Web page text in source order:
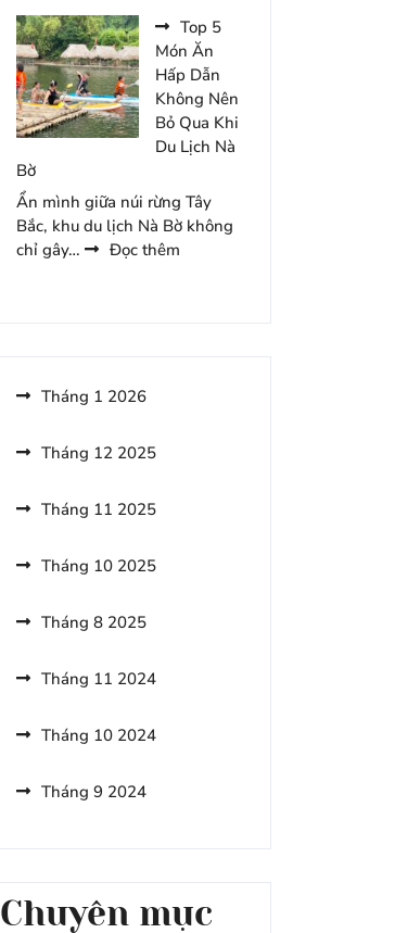
Ăn
Hấp
Dẫn
Nên
Thử
Khi
Khoang
Xanh
Suối
Tiên
Top 5
Món Ăn
Hấp Dẫn
Không Nên
Bỏ Qua Khi
Du Lịch Nà
Bờ
Ẩn mình giữa núi rừng Tây
Bắc, khu du lịch Nà Bờ không
chỉ gây…
Đọc thêm
Món
Tháng 1 2026
Tháng 12 2025
Tháng 11 2025
Tháng 10 2025
Tháng 8 2025
Tháng 11 2024
Tháng 10 2024
Tháng 9 2024
Chuyên mục